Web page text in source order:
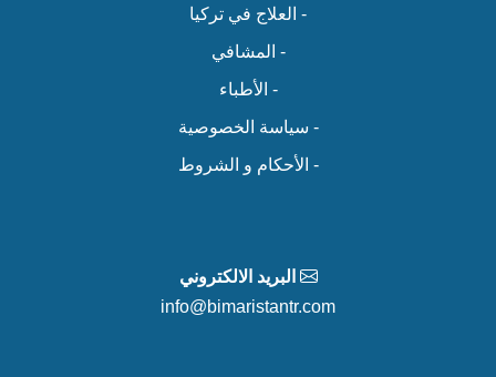
- العلاج في تركيا
- المشافي
- الأطباء
- سياسة الخصوصية
- الأحكام و الشروط
البريد الالكتروني
info@bimaristantr.com